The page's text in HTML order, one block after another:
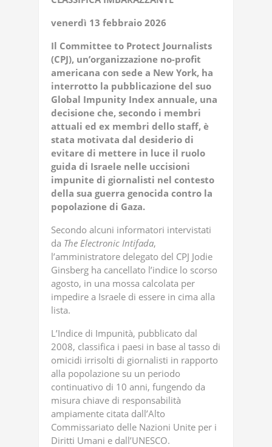
venerdì 13 febbraio 2026
Il Committee to Protect Journalists
(CPJ), un’organizzazione no-profit
americana con sede a New York, ha
interrotto la pubblicazione del suo
Global Impunity Index annuale, una
decisione che, secondo i membri
attuali ed ex membri dello staff, è
stata motivata dal desiderio di
evitare di mettere in luce il ruolo
guida di Israele nelle uccisioni
impunite di giornalisti nel contesto
della sua guerra genocida contro la
popolazione di Gaza.
Secondo alcuni informatori intervistati
da The Electronic Intifada,
l’amministratore delegato del CPJ Jodie
Ginsberg ha cancellato l’indice lo scorso
agosto, in una mossa calcolata per
impedire a Israele di essere in cima alla
lista.
L’Indice di Impunità, pubblicato dal
2008, classifica i paesi in base al tasso di
omicidi irrisolti di giornalisti in rapporto
alla popolazione su un periodo
continuativo di 10 anni, fungendo da
misura chiave di responsabilità
ampiamente citata dall’Alto
Commissariato delle Nazioni Unite per i
Diritti Umani e dall’UNESCO.